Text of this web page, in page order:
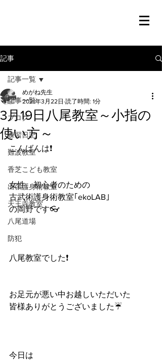
記事
記事一覧
ブログ
練習日記
難波教室
香芝こども教室
出張護身術教室
天王寺教室
八尾道場
防犯
記事一覧
3月19日八尾教室～小指の
使い方～
めがね先生
2021年3月22日 読了時間: 1分
こんばんは❗️
女性、初心者のための
古武術護身術教室｢ekoLAB｣
の岡野です👓
八尾教室でした❗️
お足元が悪い中お越しいただいた
皆様ありがとうございました☔
今日は